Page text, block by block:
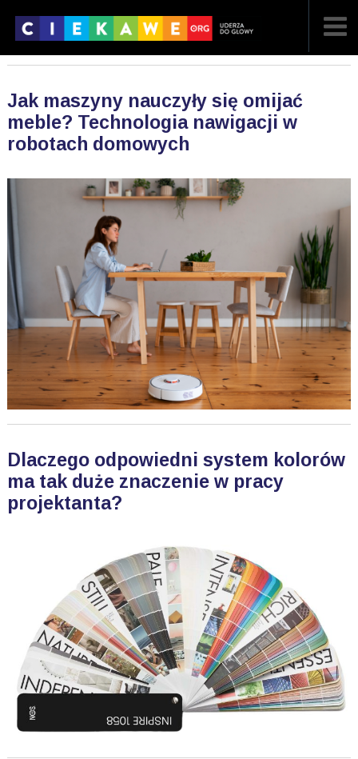
Jak maszyny nauczyły się omijać
meble? Technologia nawigacji w
robotach domowych
Dlaczego odpowiedni system kolorów
ma tak duże znaczenie w pracy
projektanta?
POPULARNE
LOSOWE
A ARTYKUŁY
FILMY
G GALERIA
KONTAKT